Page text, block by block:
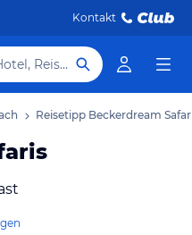
Kontakt
Hotel, Reiseziel
Reisetipp Beckerdream